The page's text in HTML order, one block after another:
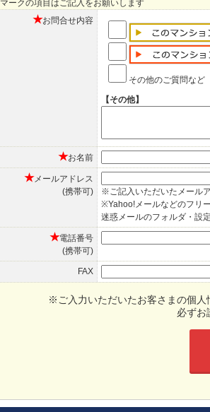
マークの項目はご記入をお願いします
★お問合せ内容
その他のご質問など
【その他】
★お名前
★メールアドレス
(携帯可)
※ご記入いただいたメール
※Yahoo!メールなどのフリ
迷惑メールのフォルダ・設
★電話番号
(携帯可)
FAX
※ご入力いただいたお客さまの個人
必ずお